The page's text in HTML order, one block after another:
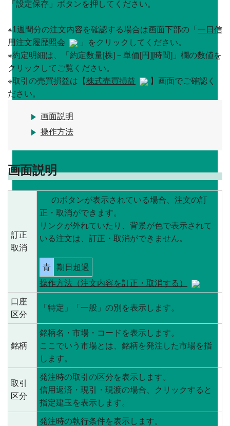
「設定保存」ボタンを押してください。
※1週間分の注文内容を確認する場合は画面下部の「 一日信
用注文履歴照会
」をクリックしてください。
※約定明細は、「約定数量[株]－単価[円][時間]」欄の数値を
クリックしてご覧ください。
※取引の売買損益は【株式売買損益
】画面でご確認く
ださい。
画面説明
操作方法
画面説明
訂正
取消
のボタンが表示されている場合、注文の訂
正・取消ができます。
リンクが外れていたり、背景が色で表示されて
いる注文は、訂正・取消ができません。
青
期日超過
操作方法（注文内容を訂正・取消する）
口座
区分
「特定」「一般」の別を表示します。
銘柄
銘柄名・市場・コードを表示します。
ここでいう市場とは、銘柄を発注した市場を指
します。
取引
区分
発注時の取引の区分を表示します。
信用返済・現引・現渡の場合、クリックすると
指定建玉を表示します。
発注時の執行条件を表示します。